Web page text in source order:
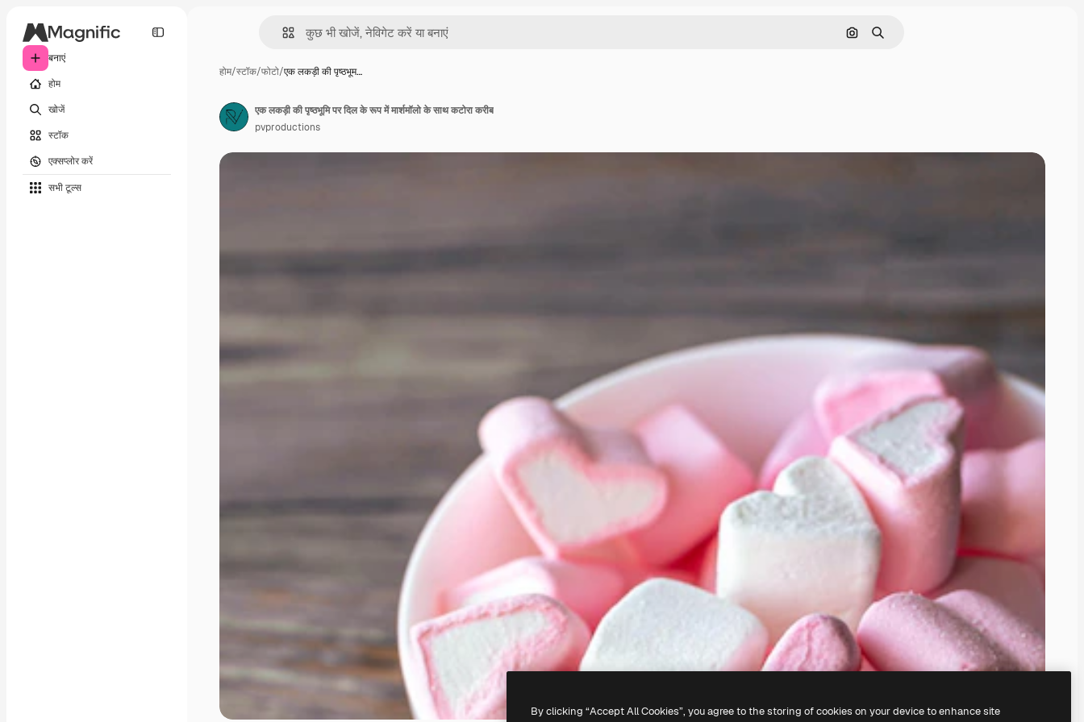
बनाएं
होम
खोजें
स्टॉक
एक्सप्लोर करें
सभी टूल्‍स
इमेज से खोजें
खोजें
होम/स्टॉक/फोटो/एक लकड़ी की पृष्ठभूम…
एक लकड़ी की पृष्ठभूमि पर दिल के रूप में मार्शमॉलो के साथ कटोरा करीब
pvproductions
By clicking “Accept All Cookies”, you agree to the storing of cookies on your device to enhance site